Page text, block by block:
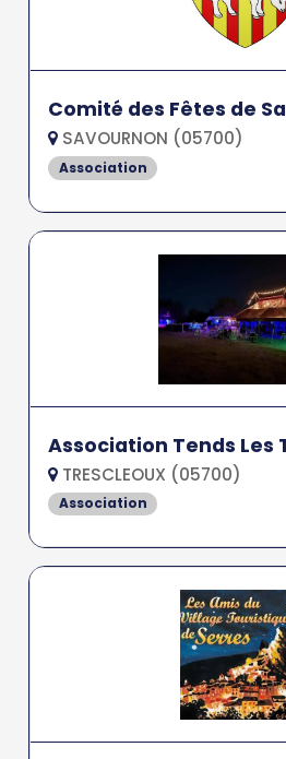
Comité des Fêtes de
SAVOURNON (05700)
Association
Association Tends Les
TRESCLEOUX (05700)
Association